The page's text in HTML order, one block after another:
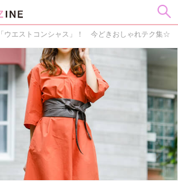
ウエストコンシャス」！ 今どきおしゃれテク集☆